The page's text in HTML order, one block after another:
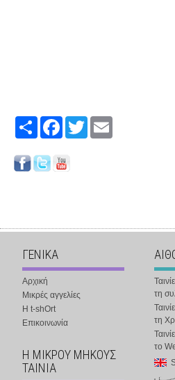
Share FacebookTwitter
ΓΕΝΙΚΑ
Αρχική
Μικρές αγγελίες
Η t-shOrt
Επικοινωνία
Η ΜΙΚΡΟΥ ΜΗΚΟΥΣ
ΤΑΙΝΙΑ
τη
τη
το